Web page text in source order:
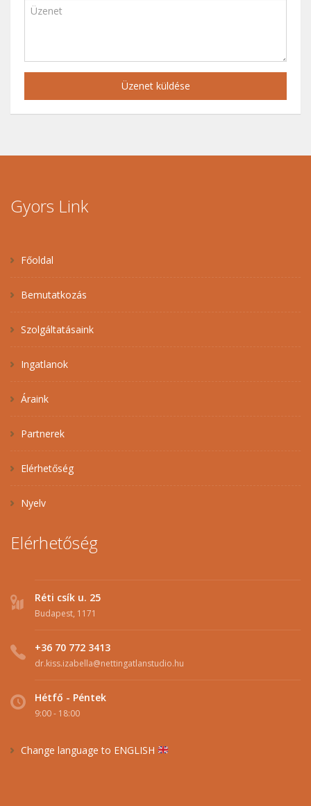
Üzenet küldése
Gyors Link
Főoldal
Bemutatkozás
Szolgáltatásaink
Ingatlanok
Áraink
Partnerek
Elérhetőség
Nyelv
Elérhetőség
Réti csík u. 25
Budapest, 1171
+36 70 772 3413
dr.kiss.izabella@nettingatlanstudio.hu
Hétfő - Péntek
9:00 - 18:00
Change language to ENGLISH